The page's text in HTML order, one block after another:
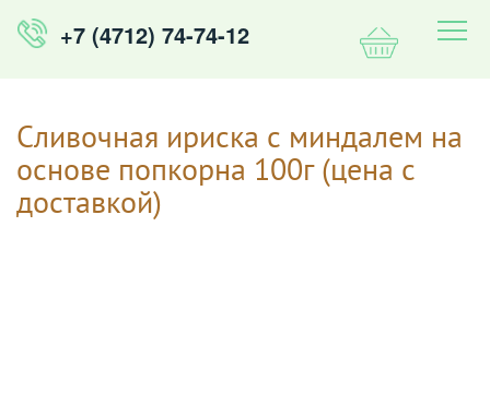
+7 (4712) 74-74-12
Сливочная ириска с миндалем на
основе попкорна 100г (цена с
доставкой)